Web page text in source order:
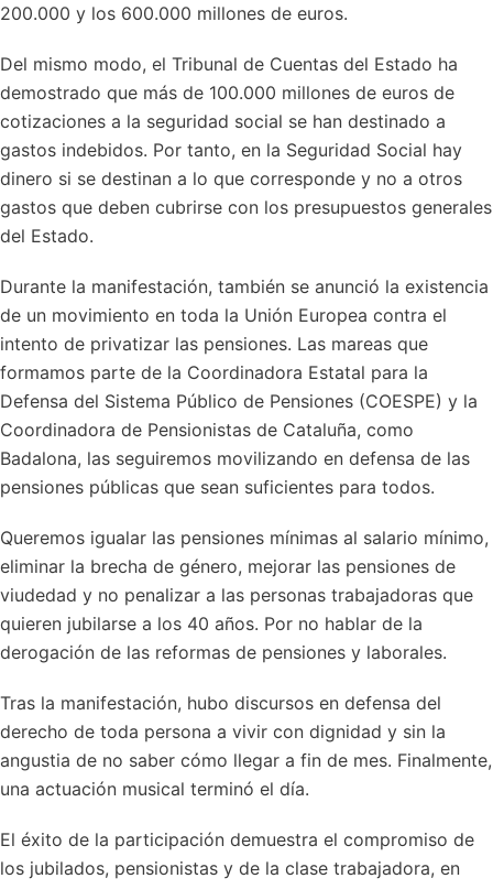
200.000 y los 600.000 millones de euros.
Del mismo modo, el Tribunal de Cuentas del Estado ha
demostrado que más de 100.000 millones de euros de
cotizaciones a la seguridad social se han destinado a
gastos indebidos. Por tanto, en la Seguridad Social hay
dinero si se destinan a lo que corresponde y no a otros
gastos que deben cubrirse con los presupuestos generales
del Estado.
Durante la manifestación, también se anunció la existencia
de un movimiento en toda la Unión Europea contra el
intento de privatizar las pensiones. Las mareas que
formamos parte de la Coordinadora Estatal para la
Defensa del Sistema Público de Pensiones (COESPE) y la
Coordinadora de Pensionistas de Cataluña, como
Badalona, las seguiremos movilizando en defensa de las
pensiones públicas que sean suficientes para todos.
Queremos igualar las pensiones mínimas al salario mínimo,
eliminar la brecha de género, mejorar las pensiones de
viudedad y no penalizar a las personas trabajadoras que
quieren jubilarse a los 40 años. Por no hablar de la
derogación de las reformas de pensiones y laborales.
Tras la manifestación, hubo discursos en defensa del
derecho de toda persona a vivir con dignidad y sin la
angustia de no saber cómo llegar a fin de mes. Finalmente,
una actuación musical terminó el día.
El éxito de la participación demuestra el compromiso de
los jubilados, pensionistas y de la clase trabajadora, en